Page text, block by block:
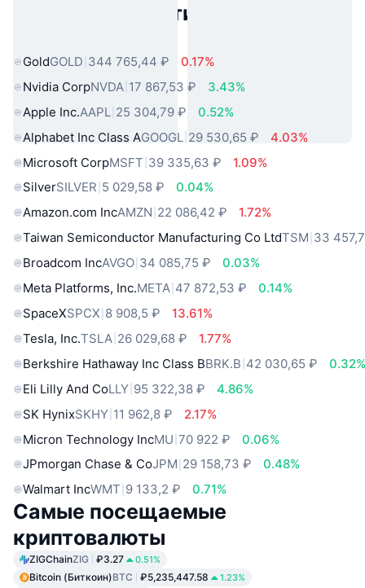
Популярные активы реального
GoldGOLD 344 765,44 ₽
0.17%
Nvidia CorpNVDA 17 867,53 ₽
3.43%
Apple Inc.AAPL 25 304,79 ₽
0.52%
Alphabet Inc Class AGOOGL 29 530,65 ₽
4.03%
Microsoft CorpMSFT 39 335,63 ₽
1.09%
SilverSILVER 5 029,58 ₽
0.04%
Amazon.com IncAMZN 22 086,42 ₽
1.72%
Taiwan Semiconductor Manufacturing Co LtdTSM 33
Broadcom IncAVGO 34 085,75 ₽
0.03%
Meta Platforms, Inc.META 47 872,53 ₽
0.14%
SpaceXSPCX 8 908,5 ₽
13.61%
Tesla, Inc.TSLA 26 029,68 ₽
1.77%
Berkshire Hathaway Inc Class BBRK.B 42 030,65 ₽
Eli Lilly And CoLLY 95 322,38 ₽
4.86%
SK HynixSKHY 11 962,8 ₽
2.17%
Micron Technology IncMU 70 922 ₽
0.06%
JPmorgan Chase & CoJPM 29 158,73 ₽
0.48%
Walmart IncWMT 9 133,2 ₽ 0.71%
Самые посещаемые
криптовалюты
ZIGChainZIG ₽3.27 0.51%
Bitcoin (Биткоин)BTC ₽5,235,447.58 1.23%